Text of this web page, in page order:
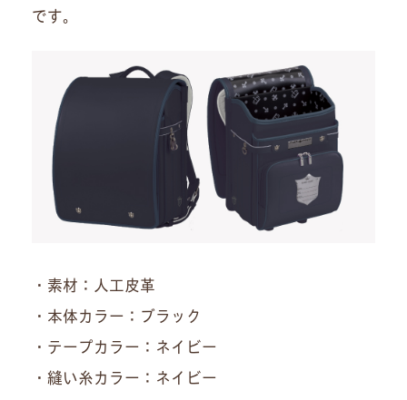
です。
・素材：人工皮革
・本体カラー：ブラック
・テープカラー：ネイビー
・縫い糸カラー：ネイビー